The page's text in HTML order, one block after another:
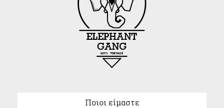
Ποιοι είμαστε